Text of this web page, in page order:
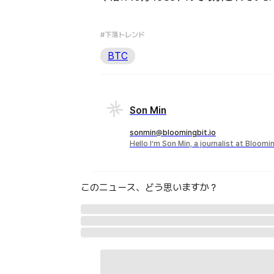
#下落トレンド
BTC
Son Min
sonmin@bloomingbit.io
Hello I’m Son Min, a journalist at
このニュース、どう思いますか？